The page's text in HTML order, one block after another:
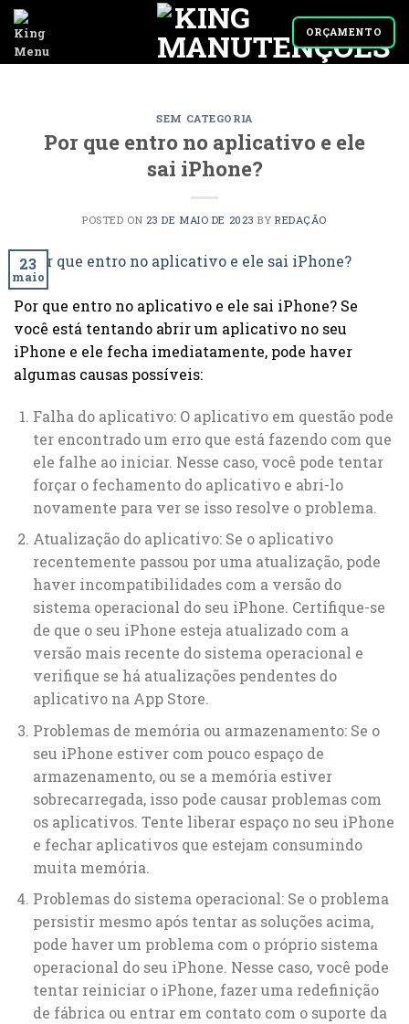
Skip
content
ORÇAMENTO
SEM CATEGORIA
Por que entro no aplicativo e ele
sai iPhone?
POSTED ON 23 DE MAIO DE 2023 BYREDAÇÃO
23
maio
Por que entro no aplicativo e ele sai iPhone? Se
você está tentando abrir um aplicativo no seu
iPhone e ele fecha imediatamente, pode haver
algumas causas possíveis:
Falha do aplicativo: O aplicativo em questão pode
ter encontrado um erro que está fazendo com que
ele falhe ao iniciar. Nesse caso, você pode tentar
forçar o fechamento do aplicativo e abri-lo
novamente para ver se isso resolve o problema.
Atualização do aplicativo: Se o aplicativo
recentemente passou por uma atualização, pode
haver incompatibilidades com a versão do
sistema operacional do seu iPhone. Certifique-se
de que o seu iPhone esteja atualizado com a
versão mais recente do sistema operacional e
verifique se há atualizações pendentes do
aplicativo na App Store.
Problemas de memória ou armazenamento: Se o
seu iPhone estiver com pouco espaço de
armazenamento, ou se a memória estiver
sobrecarregada, isso pode causar problemas com
os aplicativos. Tente liberar espaço no seu iPhone
e fechar aplicativos que estejam consumindo
muita memória.
Problemas do sistema operacional: Se o problema
persistir mesmo após tentar as soluções acima,
pode haver um problema com o próprio sistema
operacional do seu iPhone. Nesse caso, você pode
tentar reiniciar o iPhone, fazer uma redefinição
de fábrica ou entrar em contato com o suporte da